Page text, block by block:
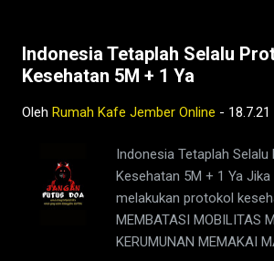
Tetap Ngopi Kopi Jember
#ngopi #kopi #jember
#coffee #ngopisiang
#penikmatkopi #kopihijau
#coffeetime
#rokenrol #coffeebeans
#instagood #barista
Indonesia Tetaplah Selalu
Kesehatan 5M + 1 Ya
Oleh Rumah Kafe Jember Online - 18.7.21
Indonesia Tetaplah Selalu
Kesehatan 5M + 1 Ya
melakukan protokol
MEMBATASI MOBILITAS
KERUMUNAN MEMAKAI